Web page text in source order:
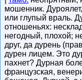
мошенник.
или глупый враль.
отношеньях:
негодный, плохой;
друг, да дурень
дурен лицем. Это
пахнет? Дурная
французская,